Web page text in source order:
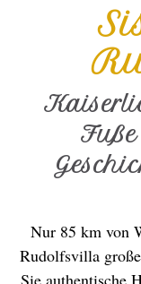
Nur 85 km von
Rudolfsvilla
Sie authentische